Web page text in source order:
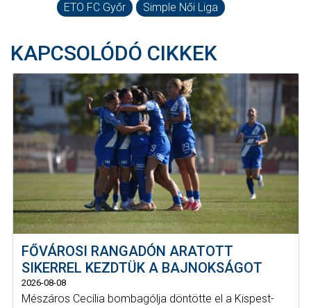
ETO FC Győr
Simple Női Liga
KAPCSOLÓDÓ CIKKEK
FŐVÁROSI RANGADÓN ARATOTT
SIKERREL KEZDTÜK A BAJNOKSÁGOT
2026-08-08
Mészáros Cecília bombagólja döntötte el a Kispest-